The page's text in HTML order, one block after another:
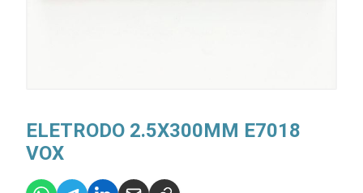
ELETRODO 2.5X300MM E7018
VOX